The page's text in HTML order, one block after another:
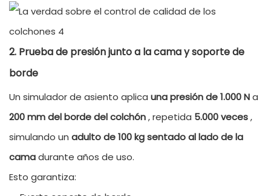
2. Prueba de presión junto a la cama y soporte de
borde
Un simulador de asiento aplica una presión de 1.000 Na
200 mm del borde del colchón, repetida 5.000 veces,
simulando un adulto de 100 kg sentado al lado de la
camadurante años de uso.
Esto garantiza: